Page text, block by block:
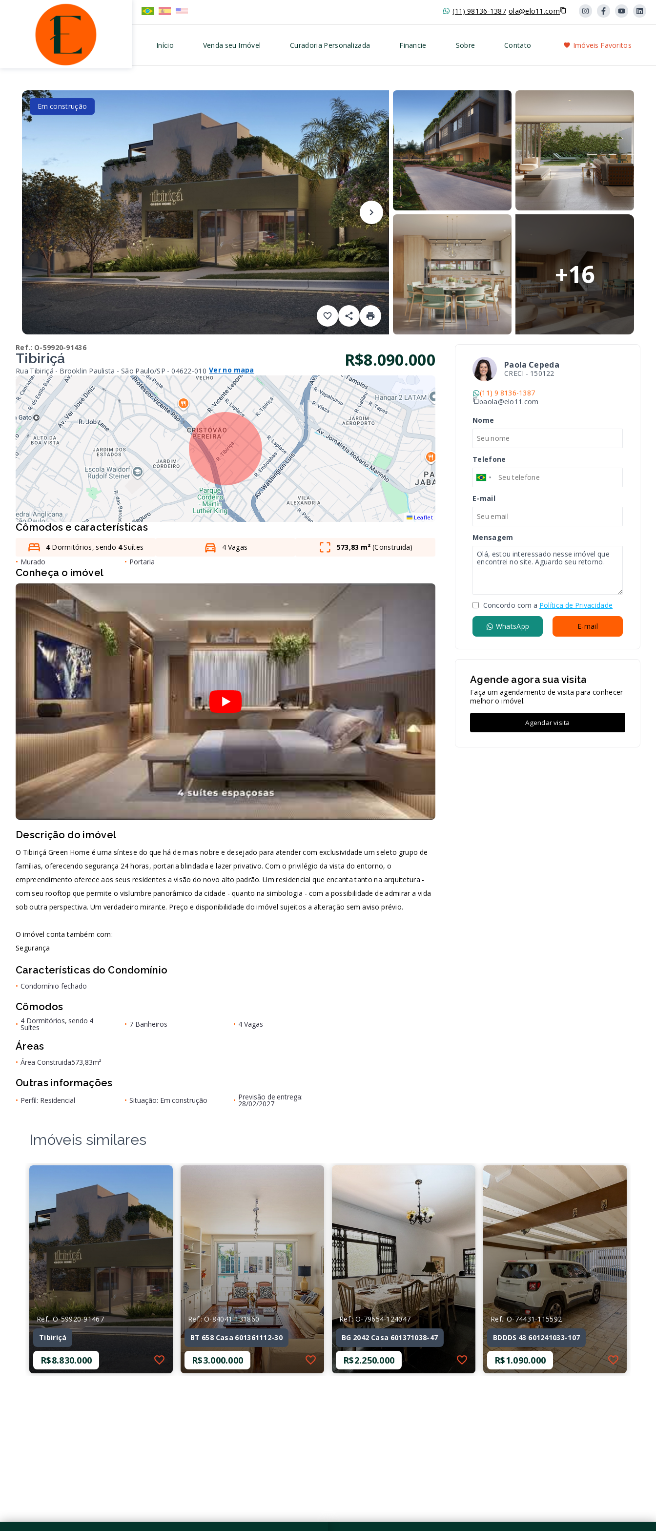
(11) 98136-1387 ola@elo11.com
Início Venda seu Imóvel Curadoria Personalizada Financie Sobre Contato Imóveis Favoritos
Em construção
+16
Ref.: O-59920-91436
Tibiriçá
Rua Tibiriçá - Brooklin Paulista - São Paulo/SP - 04622-010 Ver no mapa R$8.090.000
Leaflet
Cômodos e características
4Dormitórios, sendo 4Suítes 4 Vagas 573,83 m² (Construida)
• Murado • Portaria
Conheça o imóvel
Descrição do imóvel
O Tibiriçá Green Home é uma síntese do que há de mais nobre e desejado para atender com exclusividade um seleto grupo de
famílias, oferecendo segurança 24 horas, portaria blindada e lazer privativo. Com o privilégio da vista do entorno, o
empreendimento oferece aos seus residentes a visão do novo alto padrão. Um residencial que encanta tanto na arquitetura -
com seu rooftop que permite o vislumbre panorâmico da cidade - quanto na simbologia - com a possibilidade de admirar a vida
sob outra perspectiva. Um verdadeiro mirante. Preço e disponibilidade do imóvel sujeitos a alteração sem aviso prévio.
O imóvel conta também com:
Segurança
Características do Condomínio
• Condomínio fechado
Cômodos
• 4 Dormitórios, sendo 4
Suítes • 7 Banheiros • 4 Vagas
Áreas
• Área Construida573,83m²
Outras informações
• Perfil: Residencial • Situação: Em construção • Previsão de entrega:
28/02/2027
Paola Cepeda
CRECI - 150122
(11) 9 8136-1387
paola@elo11.com
Nome
Telefone
E-mail
Mensagem
Concordo com a Política de Privacidade
WhatsApp E-mail
Agende agora sua visita
Faça um agendamento de visita para conhecer
melhor o imóvel.
Agendar visita
Imóveis similares
Ref.: O-59920-91467
Tibiriçá
R$8.830.000
Ref.: O-84041-131860
BT 658 Casa 601361112-30
R$3.000.000
Ref.: O-79654-124047
BG 2042 Casa 601371038-47
R$2.250.000
Ref.: O-74431-115592
BDDDS 43 601241033-107
R$1.090.000